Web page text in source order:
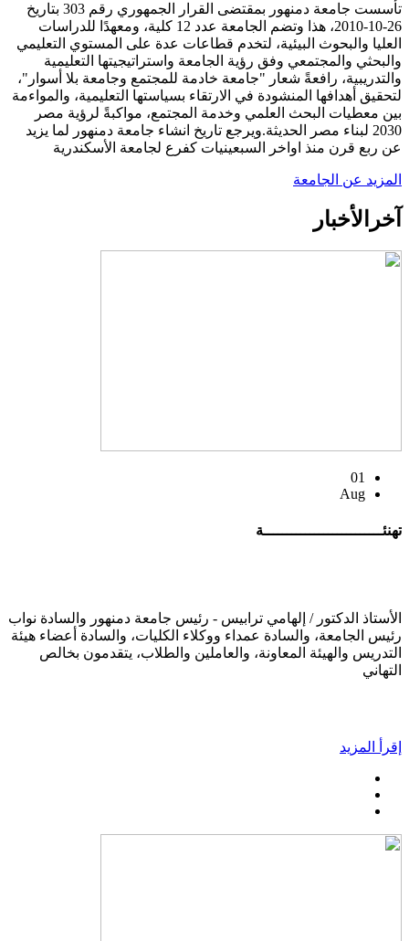
تأسست جامعة دمنهور بمقتضى القرار الجمهوري رقم 303 بتاريخ
26-10-2010، هذا وتضم الجامعة عدد 12 كلية، ومعهدًا للدراسات
العليا والبحوث البيئية، لتخدم قطاعات عدة على المستوي التعليمي
والبحثي والمجتمعي وفق رؤية الجامعة واستراتيجيتها التعليمية
والتدريبية، رافعةً شعار "جامعة خادمة للمجتمع وجامعة بلا أسوار"،
لتحقيق أهدافها المنشودة في الارتقاء بسياستها التعليمية، والمواءمة
بين معطيات البحث العلمي وخدمة المجتمع، مواكبةً لرؤية مصر
2030 لبناء مصر الحديثة.ويرجع تاريخ انشاء جامعة دمنهور لما يزيد
عن ربع قرن منذ اواخر السبعينيات كفرع لجامعة الأسكندرية
المزيد عن الجامعة
آخر الأخبار
01
Aug
تهنئــــــــــــــــــــــــــة
الأستاذ الدكتور / إلهامي ترابيس - رئيس جامعة دمنهور والسادة نواب
رئيس الجامعة، والسادة عمداء ووكلاء الكليات، والسادة أعضاء هيئة
التدريس والهيئة المعاونة، والعاملين والطلاب، يتقدمون بخالص
التهاني
إقرأ المزيد